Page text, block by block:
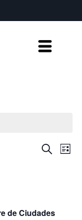
y
BuscarLista
de Ciudades